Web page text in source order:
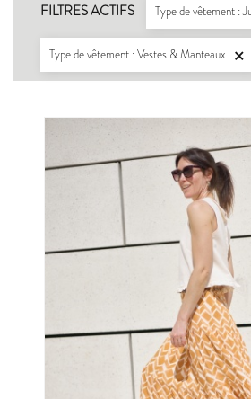
FILTRES ACTIFS Type de vêtement :
Type de vêtement : Vestes & Manteaux 